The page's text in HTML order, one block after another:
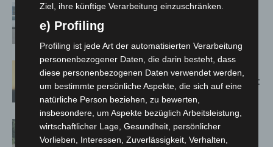
Niedersachsen: Feuerwehrkräfte
kehren nach Waldbrandeinsatz aus
Hannover: Erste Tigermücken-
Population in Niedersachsen entdeckt
Brand im „Haus der Begegnung“ in
Neuwarmbüchen schnell eingedämmt
Ziel, ihre künftige Verarbeitung einzuschränken.
e) Profiling
Profiling ist jede Art der automatisierten Verarbeitung
personenbezogener Daten, die darin besteht, dass
diese personenbezogenen Daten verwendet werden,
um bestimmte persönliche Aspekte, die sich auf eine
natürliche Person beziehen, zu bewerten,
insbesondere, um Aspekte bezüglich Arbeitsleistung,
wirtschaftlicher Lage, Gesundheit, persönlicher
Vorlieben, Interessen, Zuverlässigkeit, Verhalten,